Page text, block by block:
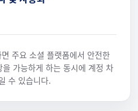
주요 소셜 플랫폼에서 안전한
가능하게 하는 동시에 계정 차
수 있습니다.